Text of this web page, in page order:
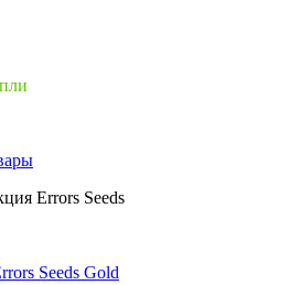
Errors Seeds
Seeds Gold